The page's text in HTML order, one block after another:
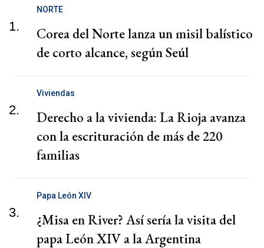
1.
NORTE
Corea del Norte lanza un misil balístico
de corto alcance, según Seúl
2.
Viviendas
Derecho a la vivienda: La Rioja avanza
con la escrituración de más de 220
familias
3.
Papa León XIV
¿Misa en River? Así sería la visita del
papa León XIV a la Argentina